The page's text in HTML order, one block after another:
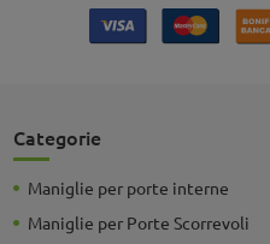
Categorie
Maniglie per porte interne
Maniglie per Porte Scorrevoli